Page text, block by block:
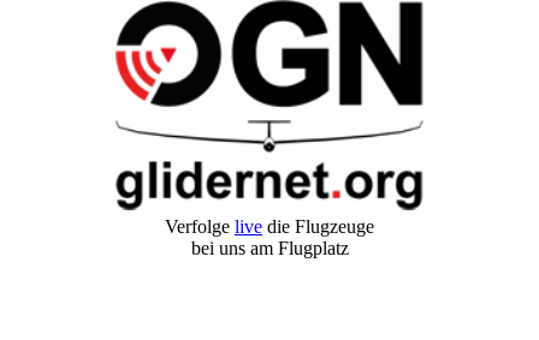
Verfolge live die Flugzeuge
bei uns am Flugplatz